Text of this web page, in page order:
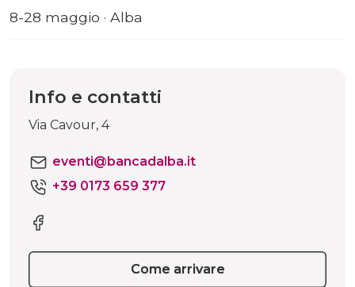
8-28 maggio · Alba
Info e contatti
Via Cavour, 4
eventi@bancadalba.it
+39 0173 659 377
Come arrivare